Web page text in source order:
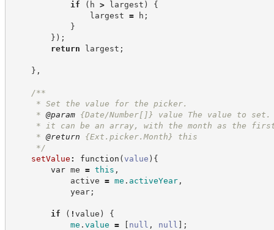
if
( h > largest )
{
largest = h ;
}
} ) ;
return largest ;
} ,
/**
* Set the value for the picker.
* @param {Date/Number[]} value The value to set.
* it can be an array, with the month as the first
* @return {Ext.picker.Month}
this
*/
setValue : function (value ) {
var me = this ,
active = me . activeYear,
year;
if ( ! value )
{
me . value = [ null , null ] ;